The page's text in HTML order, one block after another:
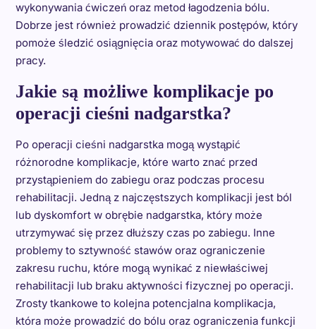
wykonywania ćwiczeń oraz metod łagodzenia bólu.
Dobrze jest również prowadzić dziennik postępów, który
pomoże śledzić osiągnięcia oraz motywować do dalszej
pracy.
Jakie są możliwe komplikacje po
operacji cieśni nadgarstka?
Po operacji cieśni nadgarstka mogą wystąpić
różnorodne komplikacje, które warto znać przed
przystąpieniem do zabiegu oraz podczas procesu
rehabilitacji. Jedną z najczęstszych komplikacji jest ból
lub dyskomfort w obrębie nadgarstka, który może
utrzymywać się przez dłuższy czas po zabiegu. Inne
problemy to sztywność stawów oraz ograniczenie
zakresu ruchu, które mogą wynikać z niewłaściwej
rehabilitacji lub braku aktywności fizycznej po operacji.
Zrosty tkankowe to kolejna potencjalna komplikacja,
która może prowadzić do bólu oraz ograniczenia funkcji